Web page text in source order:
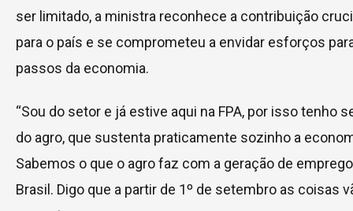
ser limitado, a ministra reconhece a contribuição
para o país e se comprometeu a envidar esforços
passos da economia.
“Sou do setor e já estive aqui na FPA, por isso tenho
do agro, que sustenta praticamente sozinho a
Sabemos o que o agro faz com a geração de
Brasil. Digo que a partir de 1º de setembro as coisas